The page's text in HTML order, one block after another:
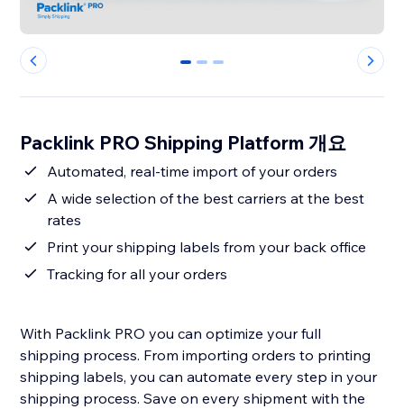
0 1 2
Packlink PRO Shipping Platform 개요
Automated, real-time import of your orders
A wide selection of the best carriers at the best
rates
Print your shipping labels from your back office
Tracking for all your orders
With Packlink PRO you can optimize your full
shipping process. From importing orders to printing
shipping labels, you can automate every step in your
shipping process. Save on every shipment with the